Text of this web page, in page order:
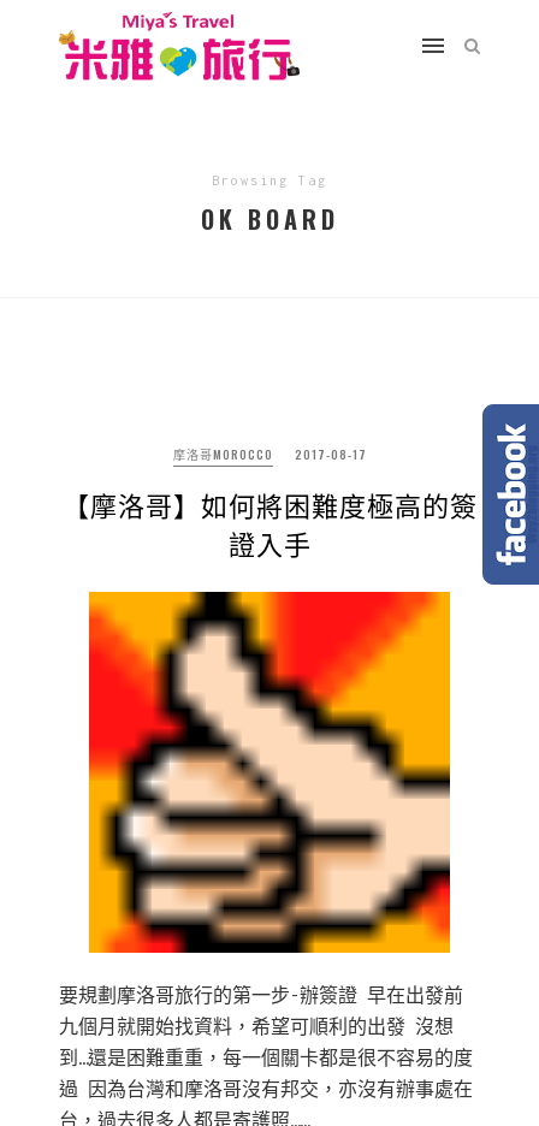
Browsing Tag
OK BOARD
摩洛哥MOROCCO 2017-08-17
【摩洛哥】如何將困難度極高的簽
證入手
要規劃摩洛哥旅行的第一步-辦簽證 早在出發前
九個月就開始找資料，希望可順利的出發 沒想
到…還是困難重重，每一個關卡都是很不容易的度
過 因為台灣和摩洛哥沒有邦交，亦沒有辦事處在
台，過去很多人都是寄護照……